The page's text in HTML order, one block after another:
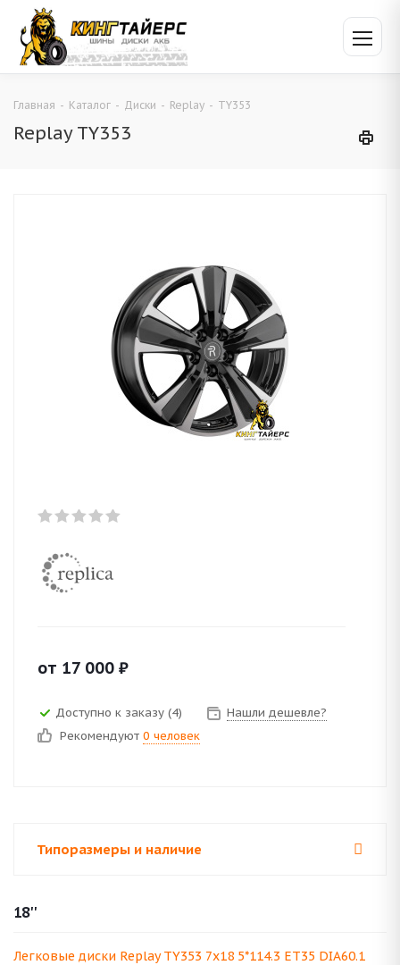
Главная - Каталог - Диски - Replay - TY353
Replay TY353
от 17 000 ₽
Доступно к заказу (4)
Нашли дешевле?
Рекомендуют 0 человек
Типоразмеры и наличие
18''
Легковые диски Replay TY353 7x18 5*114.3 ET35 DIA60.1